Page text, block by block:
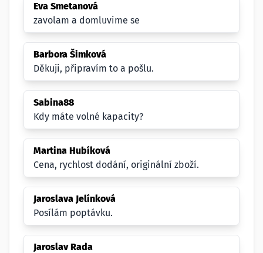
Eva Smetanová
zavolam a domluvime se
Barbora Šimková
Děkuji, připravím to a pošlu.
Sabina88
Kdy máte volné kapacity?
Martina Hubíková
Cena, rychlost dodání, originální zboží.
Jaroslava Jelínková
Posílám poptávku.
Jaroslav Rada